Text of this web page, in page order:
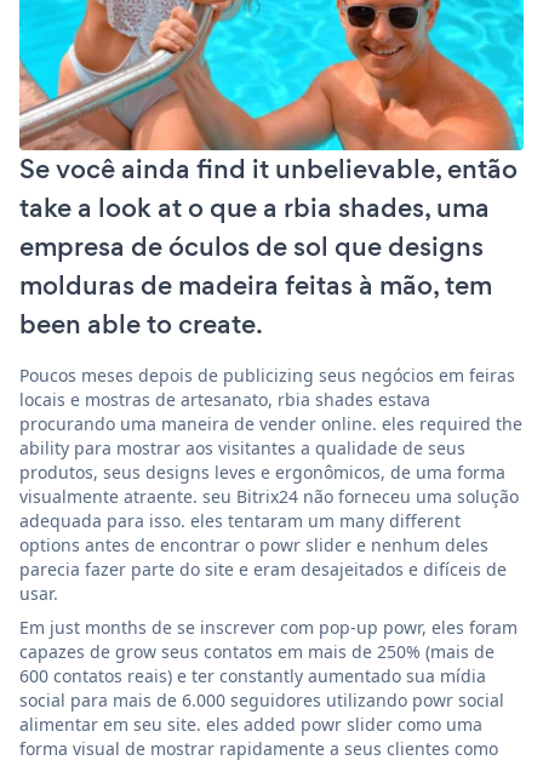
Se você ainda find it unbelievable, então
take a look at o que a rbia shades, uma
empresa de óculos de sol que designs
molduras de madeira feitas à mão, tem
been able to create.
Poucos meses depois de publicizing seus negócios em feiras
locais e mostras de artesanato, rbia shades estava
procurando uma maneira de vender online. eles required the
ability para mostrar aos visitantes a qualidade de seus
produtos, seus designs leves e ergonômicos, de uma forma
visualmente atraente. seu Bitrix24 não forneceu uma solução
adequada para isso. eles tentaram um many different
options antes de encontrar o powr slider e nenhum deles
parecia fazer parte do site e eram desajeitados e difíceis de
usar.
Em just months de se inscrever com pop-up powr, eles foram
capazes de grow seus contatos em mais de 250% (mais de
600 contatos reais) e ter constantly aumentado sua mídia
social para mais de 6.000 seguidores utilizando powr social
alimentar em seu site. eles added powr slider como uma
forma visual de mostrar rapidamente a seus clientes como